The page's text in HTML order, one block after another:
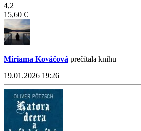
4,2
15,60 €
Miriama Kováčová prečítala knihu
19.01.2026 19:26